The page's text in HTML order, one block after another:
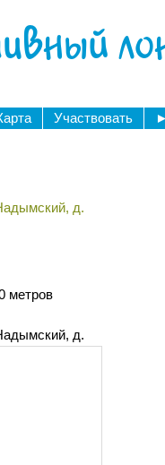
Участвовать ►
д.
метров
д.